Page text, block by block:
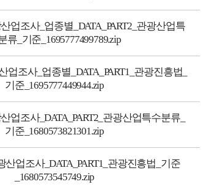
업조사_업종별_DATA_PART2_관광산업특
류_기준_1695777499789.zip
업조사_업종별_DATA_PART1_관광진흥법_
기준_1695777449944.zip
업조사_DATA_PART2_관광산업특수분류_
기준_1680573821301.zip
산업조사_DATA_PART1_관광진흥법_기준
_1680573545749.zip